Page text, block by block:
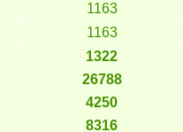
1163
1163
1322
26788
4250
8316